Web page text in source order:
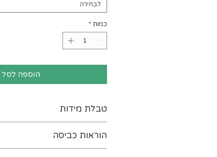
לבחירה
כמות *
הוספה לסל
טבלת מידות
הוראות כביסה